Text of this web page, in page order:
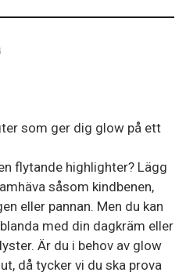
som ger dig glow på ett
flytande highlighter? Lägg
såsom kindbenen,
eller pannan. Men du kan
med din dagkräm eller
Är du i behov av glow
då tycker vi du ska prova